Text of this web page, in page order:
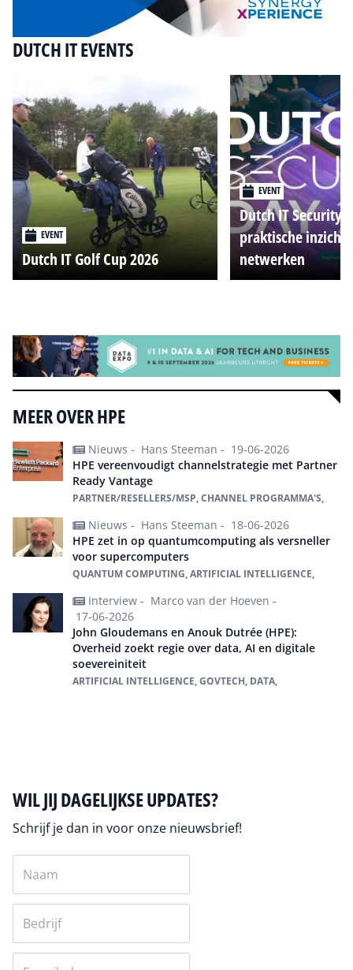
DUTCH IT EVENTS
EVENT
Dutch IT Golf Cup 2026
EVENT
Dutch IT Security
praktische
netwerken
MEER OVER HPE
Nieuws - Hans Steeman - 19-06-2026
HPE vereenvoudigt channelstrategie met Partner
Ready Vantage
PARTNER/RESELLERS/MSP, CHANNEL PROGRAMMA'S,
Nieuws - Hans Steeman - 18-06-2026
HPE zet in op quantumcomputing als versneller
voor supercomputers
QUANTUM COMPUTING, ARTIFICIAL INTELLIGENCE,
Interview - Marco van der Hoeven -
17-06-2026
John Gloudemans en Anouk Dutrée (HPE):
Overheid zoekt regie over data, AI en digitale
soevereiniteit
ARTIFICIAL INTELLIGENCE, GOVTECH, DATA,
WIL JIJ DAGELIJKSE UPDATES?
Schrijf je dan in voor onze nieuwsbrief!